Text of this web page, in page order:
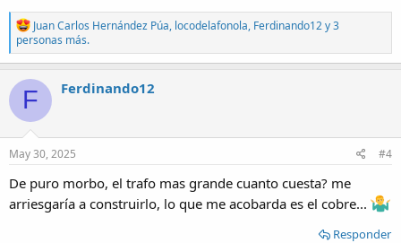
R
e
a
c
t
i
n
s
:
Juan Carlos Hernández Púa, locodelafonola, Ferdinando12y 3
personas más.
F Ferdinando12
May 30, 2025 #4
De puro morbo, el trafo mas grande cuanto cuesta? me
arriesgaría a construirlo, lo que me acobarda es el cobre...
Responder